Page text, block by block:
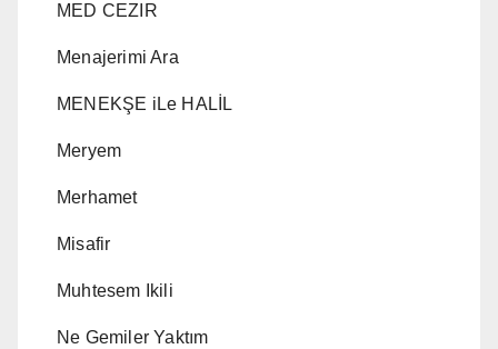
MED CEZIR
Menajerimi Ara
MENEKŞE iLe HALİL
Meryem
Merhamet
Misafir
Muhtesem Ikili
Ne Gemiler Yaktım